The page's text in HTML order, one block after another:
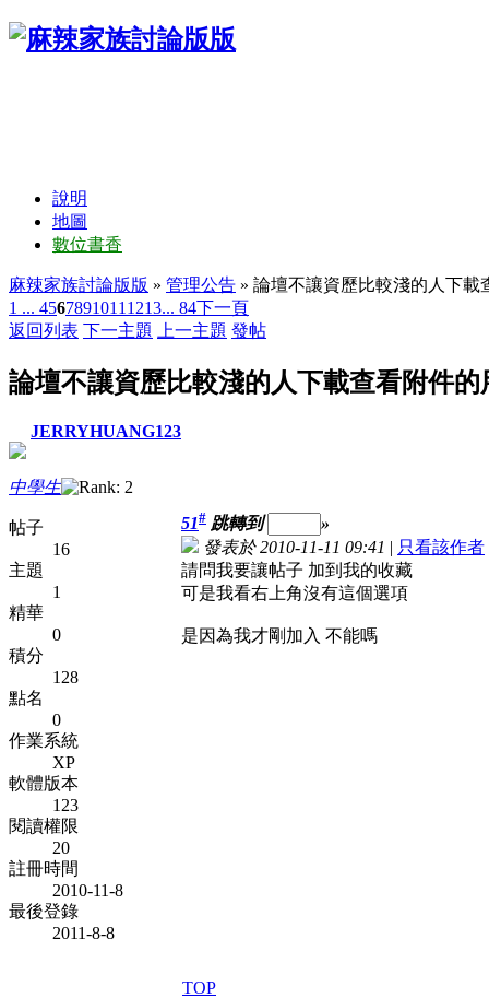
說明
地圖
數位書香
麻辣家族討論版版 » 管理公告 » 論壇不讓資歷比較淺的人下載
1 ... 4567891011 1213... 84下一頁
返回列表 下一主題 上一主題 發帖
論壇不讓資歷比較淺的人下載查看附件的
JERRYHUANG123
中學生
帖子
16
主題
1
精華
0
積分
128
點名
0
作業系統
XP
軟體版本
123
閱讀權限
20
註冊時間
2010-11-8
最後登錄
2011-8-8
51# 跳轉到
»
發表於 2010-11-11 09:41 | 只看該作者
請問我要讓帖子 加到我的收藏
可是我看右上角沒有這個選項
是因為我才剛加入 不能嗎
TOP